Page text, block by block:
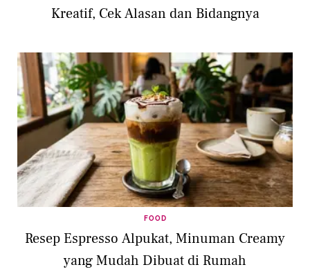
Kreatif, Cek Alasan dan Bidangnya
FOOD
Resep Espresso Alpukat, Minuman Creamy
yang Mudah Dibuat di Rumah